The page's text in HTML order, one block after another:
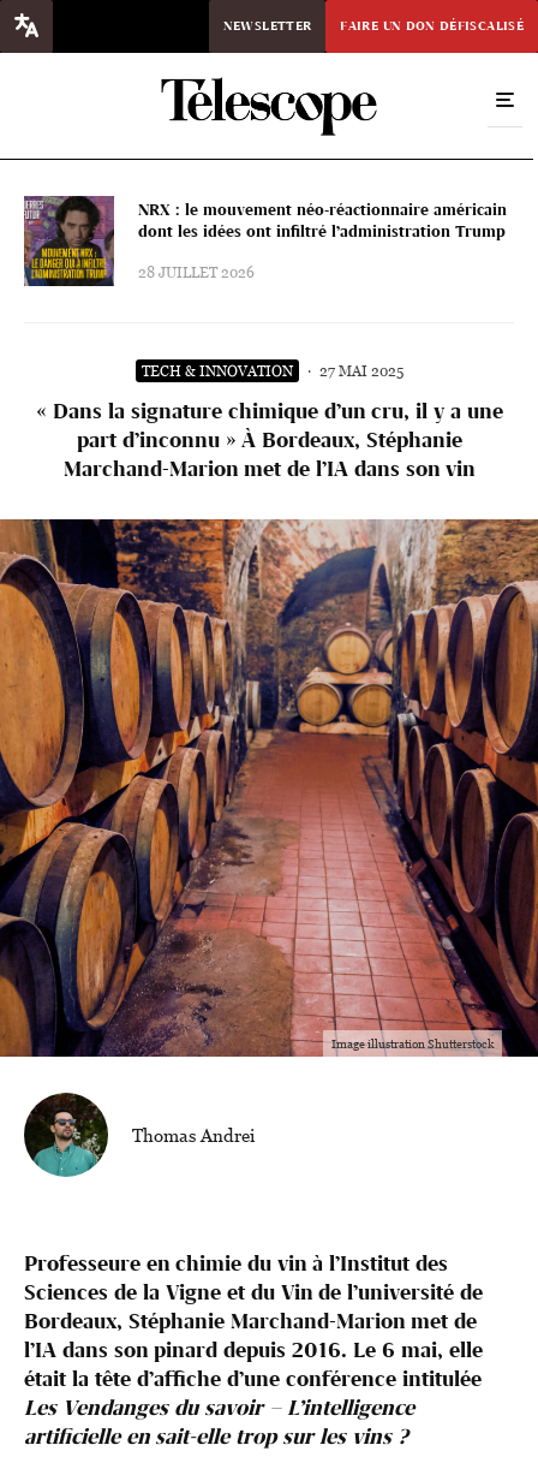
NEWSLETTER FAIRE UN DON DÉFISCALISÉ
NRX : le mouvement néo-réactionnaire américain
dont les idées ont infiltré l’administration Trump
28 JUILLET 2026
TECH & INNOVATION · 27 MAI 2025
« Dans la signature chimique d’un cru, il y a une
part d’inconnu » À Bordeaux, Stéphanie
Marchand-Marion met de l’IA dans son vin
Image illustration Shutterstock
Thomas Andrei
Professeure en chimie du vin à l’Institut des
Sciences de la Vigne et du Vin de l’université de
Bordeaux, Stéphanie Marchand-Marion met de
l’IA dans son pinard depuis 2016. Le 6 mai, elle
était la tête d’affiche d’une conférence intitulée
Les Vendanges du savoir – L’intelligence
artificielle en sait-elle trop sur les vins ?